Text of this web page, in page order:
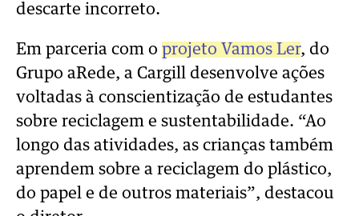
descarte incorreto.
Em parceria com o projeto Vamos Ler, do
Grupo aRede, a Cargill desenvolve ações
voltadas à conscientização de estudantes
sobre reciclagem e sustentabilidade. “Ao
longo das atividades, as crianças também
aprendem sobre a reciclagem do plástico,
do papel e de outros materiais”, destacou